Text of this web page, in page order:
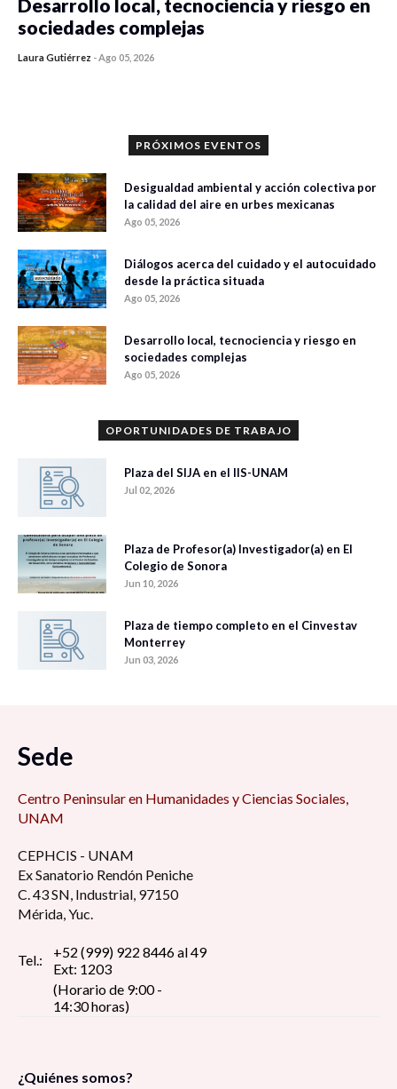
Desarrollo local, tecnociencia y riesgo en
sociedades complejas
Laura Gutiérrez -Ago 05, 2026
PRÓXIMOS EVENTOS
Desigualdad ambiental y acción colectiva por
la calidad del aire en urbes mexicanas
Ago 05, 2026
Diálogos acerca del cuidado y el autocuidado
desde la práctica situada
Ago 05, 2026
Desarrollo local, tecnociencia y riesgo en
sociedades complejas
Ago 05, 2026
OPORTUNIDADES DE TRABAJO
Plaza del SIJA en el IIS-UNAM
Jul 02, 2026
Plaza de Profesor(a) Investigador(a) en El
Colegio de Sonora
Jun 10, 2026
Plaza de tiempo completo en el Cinvestav
Monterrey
Jun 03, 2026
Sede
Centro Peninsular en Humanidades y Ciencias Sociales,
UNAM
CEPHCIS - UNAM
Ex Sanatorio Rendón Peniche
C. 43 SN, Industrial, 97150
Mérida, Yuc.
Tel.:
+52 (999) 922 8446 al 49
Ext: 1203
(Horario de 9:00 -
14:30 horas)
¿Quiénes somos?